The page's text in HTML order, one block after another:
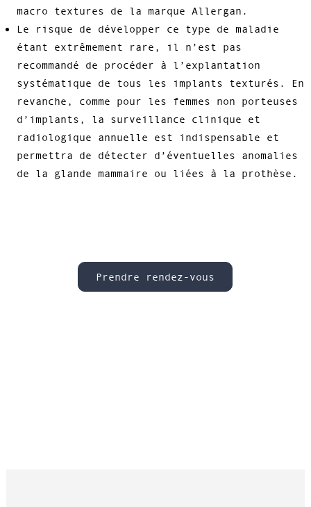
macro textures de la marque Allergan.
Le risque de développer ce type de maladie
étant extrêmement rare, il n’est pas
recommandé de procéder à l’explantation
systématique de tous les implants texturés. En
revanche, comme pour les femmes non porteuses
d’implants, la surveillance clinique et
radiologique annuelle est indispensable et
permettra de détecter d’éventuelles anomalies
de la glande mammaire ou liées à la prothèse.
Prendre rendez-vous